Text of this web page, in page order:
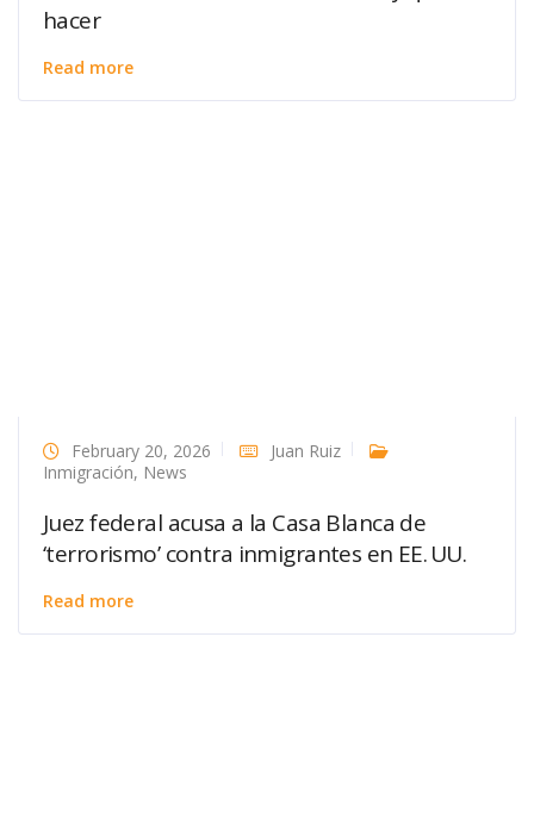
hacer
Read more
February 20, 2026
Juan Ruiz
Inmigración, News
Juez federal acusa a la Casa Blanca de
‘terrorismo’ contra inmigrantes en EE. UU.
Read more